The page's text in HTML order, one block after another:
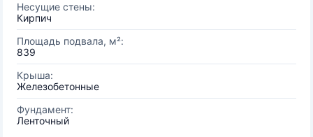
Несущие стены:
Кирпич
Площадь подвала, м²:
839
Крыша:
Железобетонные
Фундамент:
Ленточный